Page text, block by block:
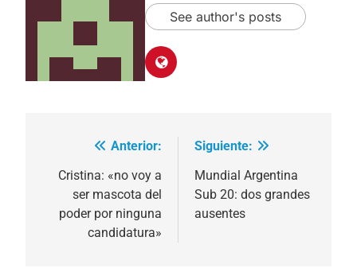
See author's posts
Navegación
de
entradas
Anterior:
Cristina: «no voy a
ser mascota del
poder por ninguna
candidatura»
Siguiente:
Mundial Argentina
Sub 20: dos grandes
ausentes